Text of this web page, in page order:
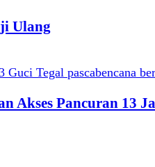
Ulang
Akses Pancuran 13